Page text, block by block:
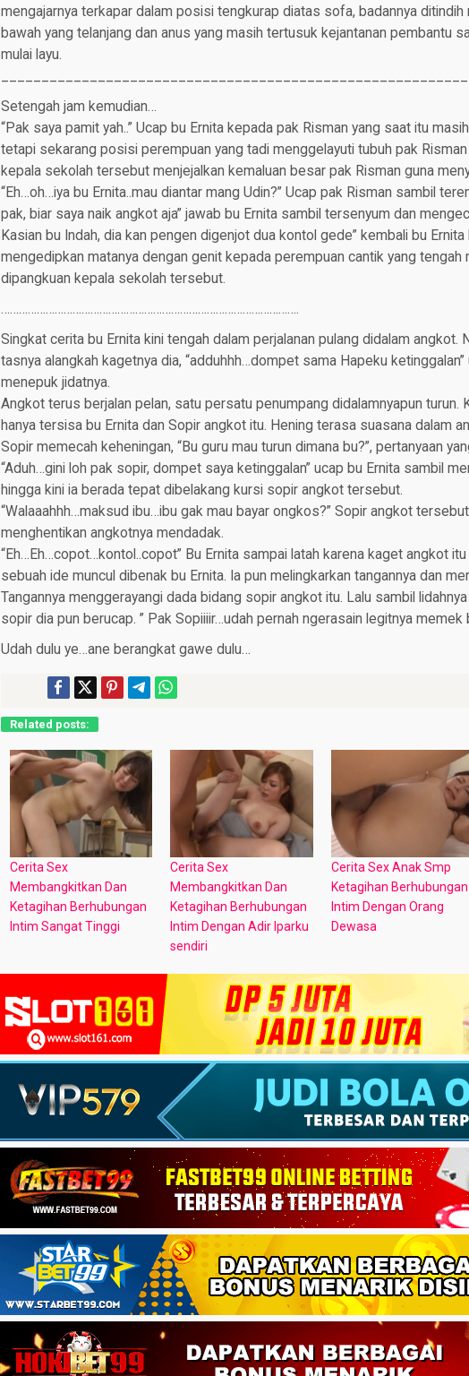
mengajarnya terkapar dalam posisi tengkurap diatas sofa, badannya ditindih
bawah yang telanjang dan anus yang masih tertusuk kejantanan pembantu
mulai layu.
Setengah jam kemudian…
“Pak saya pamit yah..” Ucap bu Ernita kepada pak Risman yang saat itu
tetapi sekarang posisi perempuan yang tadi menggelayuti tubuh pak
kepala sekolah tersebut menjejalkan kemaluan besar pak Risman guna
“Eh…oh…iya bu Ernita..mau diantar mang Udin?” Ucap pak Risman sambil
pak, biar saya naik angkot aja” jawab bu Ernita sambil tersenyum dan
Kasian bu Indah, dia kan pengen digenjot dua kontol gede” kembali bu Ernita
mengedipkan matanya dengan genit kepada perempuan cantik yang tengah
dipangkuan kepala sekolah tersebut.
……………………………………………………………………………………….
Singkat cerita bu Ernita kini tengah dalam perjalanan pulang didalam angkot.
tasnya alangkah kagetnya dia, “adduhhh…dompet sama Hapeku ketinggalan”
menepuk jidatnya.
Angkot terus berjalan pelan, satu persatu penumpang didalamnyapun turun.
hanya tersisa bu Ernita dan Sopir angkot itu. Hening terasa suasana dalam
Sopir memecah keheningan, “Bu guru mau turun dimana bu?”, pertanyaan
“Aduh…gini loh pak sopir, dompet saya ketinggalan” ucap bu Ernita sambil
hingga kini ia berada tepat dibelakang kursi sopir angkot tersebut.
“Walaaahhh…maksud ibu…ibu gak mau bayar ongkos?” Sopir angkot
menghentikan angkotnya mendadak.
“Eh…Eh…copot…kontol..copot” Bu Ernita sampai latah karena kaget angkot
sebuah ide muncul dibenak bu Ernita. Ia pun melingkarkan tangannya dan
Tangannya menggerayangi dada bidang sopir angkot itu. Lalu sambil
sopir dia pun berucap. ” Pak Sopiiiir…udah pernah ngerasain legitnya memek
Udah dulu ye…ane berangkat gawe dulu…
Related posts:
Cerita Sex
Membangkitkan Dan
Ketagihan Berhubungan
Intim Sangat Tinggi
Cerita Sex
Membangkitkan Dan
Ketagihan Berhubungan
Intim Dengan Adir Iparku
sendiri
Cerita Sex Anak Smp
Ketagihan Berhubungan
Intim Dengan Orang
Dewasa